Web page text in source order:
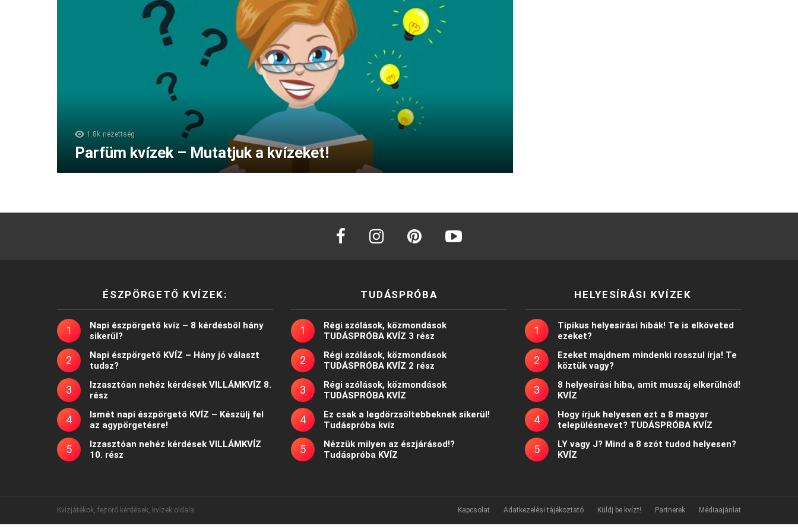
1.8k nézettség
Parfüm kvízek – Mutatjuk a kvízeket!
facebook instagram
ÉSZPÖRGETŐ KVÍZEK:
Napi észpörgető kvíz – 8 kérdésből hány
sikerül?
Napi észpörgető KVÍZ – Hány jó választ
tudsz?
Izzasztóan nehéz kérdések VILLÁMKVÍZ 8.
rész
Ismét napi észpörgető KVÍZ – Készülj fel
az agypörgetésre!
Izzasztóan nehéz kérdések VILLÁMKVÍZ
10. rész
TUDÁSPRÓBA
Régi szólások, közmondások
TUDÁSPRÓBA KVÍZ 3 rész
Régi szólások, közmondások
TUDÁSPRÓBA KVÍZ 2 rész
Régi szólások, közmondások
TUDÁSPRÓBA KVÍZ
Ez csak a legdörzsöltebbeknek sikerül!
Tudáspróba kvíz
Nézzük milyen az észjárásod!?
Tudáspróba KVÍZ
HELYESÍRÁSI KVÍZEK
Tipikus helyesírási hibák! Te is elköveted
ezeket?
Ezeket majdnem mindenki rosszul írja! Te
köztük vagy?
8 helyesírási hiba, amit muszáj elkerülnöd!
KVÍZ
Hogy írjuk helyesen ezt a 8 magyar
településnevet? TUDÁSPRÓBA KVÍZ
LY vagy J? Mind a 8 szót tudod helyesen?
KVÍZ
Kvízjátékok, fejtörő kérdések, kvízek oldala Kapcsolat Adatkezelési tájékoztató Küldj be kvízt! Partnerek Médiaajánlat